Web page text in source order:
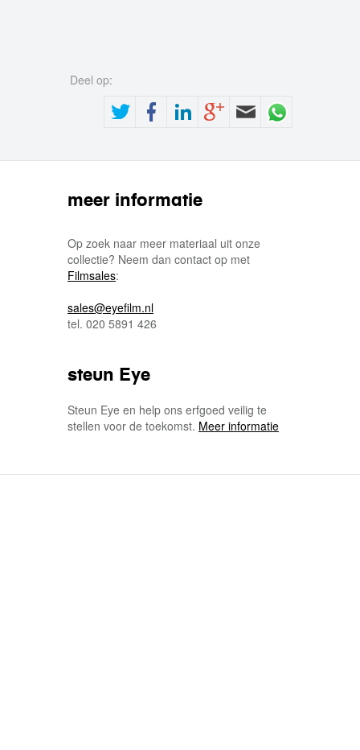
Deel op:
meer informatie
Op zoek naar meer materiaal uit onze
collectie? Neem dan contact op met
Filmsales:
sales@eyefilm.nl
tel. 020 5891 426
steun Eye
Steun Eye en help ons erfgoed veilig te
stellen voor de toekomst. Meer informatie